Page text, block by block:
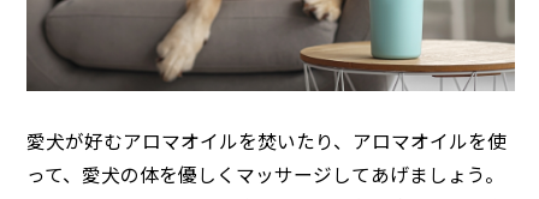
愛犬が好むアロマオイルを焚いたり、アロマオイルを使
って、愛犬の体を優しくマッサージしてあげましょう。